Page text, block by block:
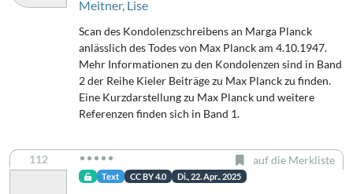
Meitner, Lise
Scan des Kondolenzschreibens an Marga Planck
anlässlich des Todes von Max Planck am 4.10.1947.
Mehr Informationen zu den Kondolenzen sind in Band
2 der Reihe Kieler Beiträge zu Max Planck zu finden.
Eine Kurzdarstellung zu Max Planck und weitere
Referenzen finden sich in Band 1.
112 auf die Merkliste
Text CC BY 4.0 Di., 22. Apr.. 2025